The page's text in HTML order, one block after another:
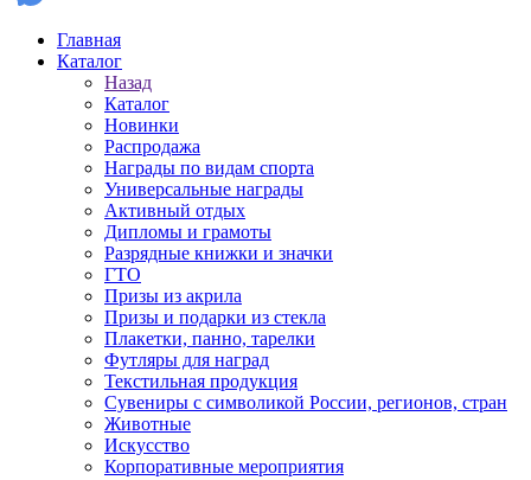
Главная
Каталог
Назад
Каталог
Новинки
Распродажа
Награды по видам спорта
Универсальные награды
Активный отдых
Дипломы и грамоты
Разрядные книжки и значки
ГТО
Призы из акрила
Призы и подарки из стекла
Плакетки, панно, тарелки
Футляры для наград
Текстильная продукция
Сувениры с символикой России, регионов, стран
Животные
Искусство
Корпоративные мероприятия